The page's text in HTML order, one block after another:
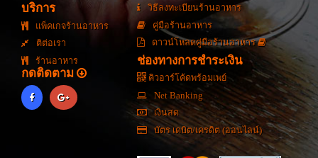
บริการ
แพ็คเกจร้านอาหาร
ติต่อเรา
ร้านอาหาร
กดติดตาม
วิธีลงทะเบียนร้านอาหาร
คู่มือร้านอาหาร
ดาวน์โหลดคู่มือร้านอาหาร
ช่องทางการชำระเงิน
คิวอาร์โค้ดพร้อมเพย์
Net Banking
เงินสด
บัตร เดบิต/เครดิต (ออนไลน์)